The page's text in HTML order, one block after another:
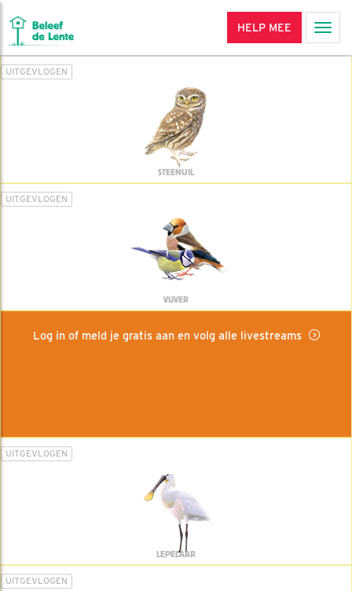
HELP MEE
UITGEVLOGEN
STEENUIL
UITGEVLOGEN
VIJVER
Log in of meld je gratis aan en volg alle livestreams
UITGEVLOGEN
LEPELAAR
UITGEVLOGEN